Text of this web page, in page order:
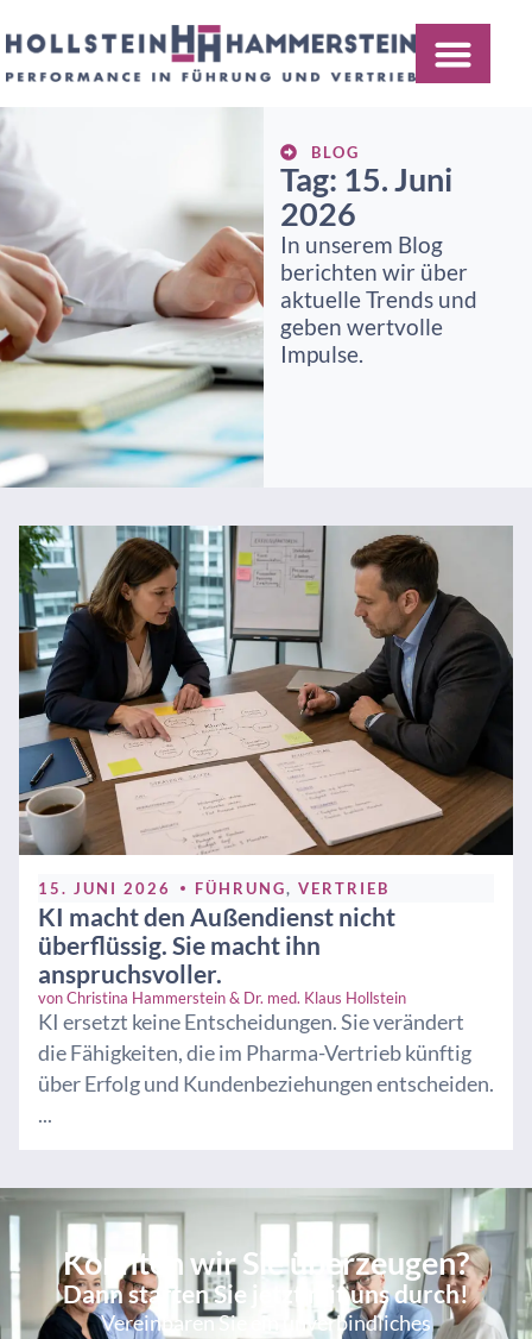
BLOG
Tag: 15. Juni
2026
In unserem Blog
berichten wir über
aktuelle Trends und
geben wertvolle
Impulse.
15. JUNI 2026 FÜHRUNG, VERTRIEB
KI macht den Außendienst nicht
überflüssig. Sie macht ihn
anspruchsvoller.
vonChristina Hammerstein & Dr. med. Klaus Hollstein
KI ersetzt keine Entscheidungen. Sie verändert
die Fähigkeiten, die im Pharma-Vertrieb künftig
über Erfolg und Kundenbeziehungen entscheiden.
...
Konnten wir Sie überzeugen?
Dann starten Sie jetzt mit uns durch!
Vereinbaren Sie ein unverbindliches